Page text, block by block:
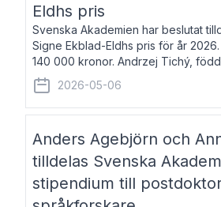
Eldhs pris
Svenska Akademien har beslutat
Signe Ekblad-Eldhs pris för år
140 000 kronor. Andrzej Tichý,
och kulturskribent. Han debuterade
lovordade romanen Sex liter l
2026-05-06
Anders Agebjörn och
tilldelas Svenska
stipendium till